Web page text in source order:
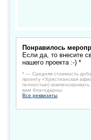
Понравилось
Если да, то внесите
нашего проекта :-) *
* — Средняя стоимость
проекту «Христианская
полностью)
вам благодарны.
Все реквизиты